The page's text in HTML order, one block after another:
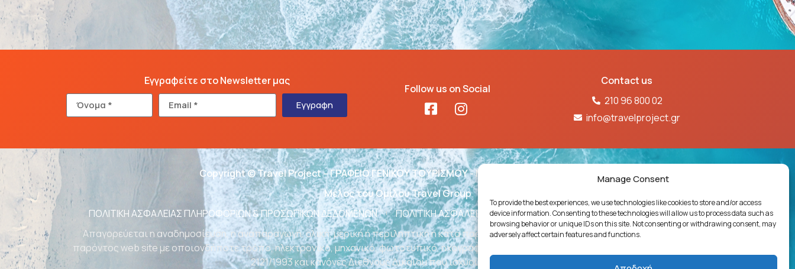
Manage Consent
To provide the best experiences, we use technologies like cookies to store and/or access
device information. Consenting to these technologies will allow us to process data such as
browsing behavior or unique IDs on this site. Not consenting or withdrawing consent, may
adversely affect certain features and functions.
Εγγραφείτε στο Newsletter μας
Εγγραφη
Follow us on Social
Contact us
210 96 800 02
info@travelproject.gr
Copyright © Travel Project – ΓΡΑΦΕΙΟ ΓΕΝΙΚΟΥ ΤΟΥΡΙΣΜΟΥ - ΜΗΤΕ: 0261Ε60000718601
Μέλος του Ομίλου Travel Group
ΠΟΛΙΤΙΚΗ ΑΣΦΑΛΕΙΑΣ ΠΛΗΡΟΦΟΡΙΩΝ & ΠΡΟΣΩΠΙΚΩΝ ΔΕΔΟΜΕΝΩΝ
ΠΟΛΙΤΙΚΗ ΑΣΦΑΛΕΙΑΣ ΛΕΙΤΟΥΡΓΙΩΝ
ΔΗΛΩΣΗ ΠΟΛΙΤΙΚΗΣ ΠΟΙΟΤΗΤΑΣ
Απαγορεύεται η αναδημοσίευση, η αναπαραγωγή, ολική, μερική ή περιληπτική ή κατά παράφραση ή διασκευή απόδοση του περιεχομένου του
παρόντος web site με οποιονδήποτε τρόπο, ηλεκτρονικό, μηχανικό, φωτοτυπικό, ηχογράφησης ή άλλο, χωρίς προηγούμενη γραπτή άδεια. Νόμος
2121/1993 και κανόνες Διεθνούς Δικαίου που ισχύουν στην Ελλάδα.